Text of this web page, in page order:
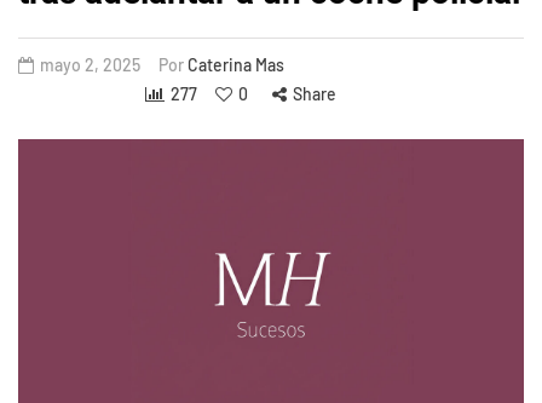
mayo 2, 2025 PorCaterina Mas
277
0 Share